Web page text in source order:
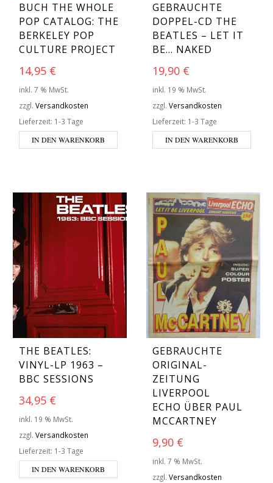
BUCH THE WHOLE
POP CATALOG: THE
BERKELEY POP
CULTURE PROJECT
14,95 €
inkl. 7 % MwSt.
zzgl. Versandkosten
Lieferzeit: 1-3 Tage
IN DEN WARENKORB
GEBRAUCHTE
DOPPEL-CD THE
BEATLES – LET IT
BE… NAKED
19,90 €
inkl. 19 % MwSt.
zzgl. Versandkosten
Lieferzeit: 1-3 Tage
IN DEN WARENKORB
THE BEATLES:
VINYL-LP 1963 –
BBC SESSIONS
34,95 €
inkl. 19 % MwSt.
zzgl. Versandkosten
Lieferzeit: 1-3 Tage
IN DEN WARENKORB
GEBRAUCHTE
ORIGINAL-
ZEITUNG
LIVERPOOL
ECHO ÜBER PAUL
MCCARTNEY
9,90 €
inkl. 7 % MwSt.
zzgl. Versandkosten